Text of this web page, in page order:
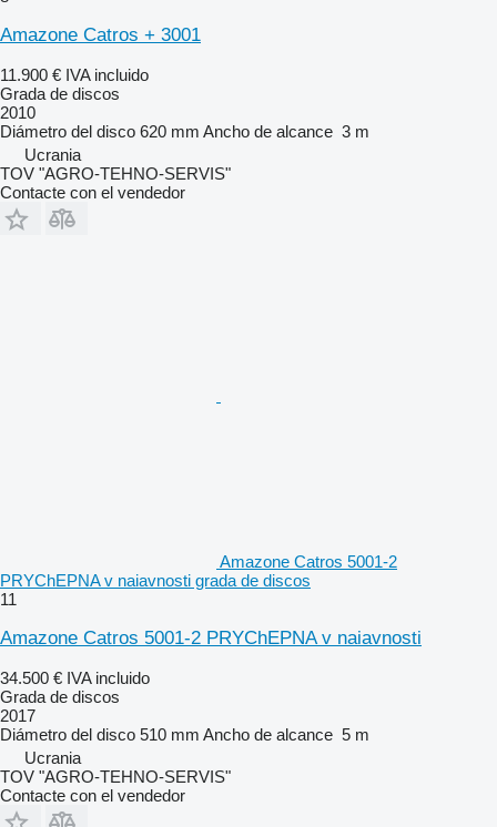
Amazone Catros + 3001
11.900 € IVA incluido
Grada de discos
2010
Diámetro del disco 620 mm Ancho de alcance 3 m
Ucrania
TOV "AGRO-TEHNO-SERVIS"
Contacte con el vendedor
Amazone Catros 5001-2
PRYChEPNA v naiavnosti grada de discos
11
Amazone Catros 5001-2 PRYChEPNA v naiavnosti
34.500 € IVA incluido
Grada de discos
2017
Diámetro del disco 510 mm Ancho de alcance 5 m
Ucrania
TOV "AGRO-TEHNO-SERVIS"
Contacte con el vendedor